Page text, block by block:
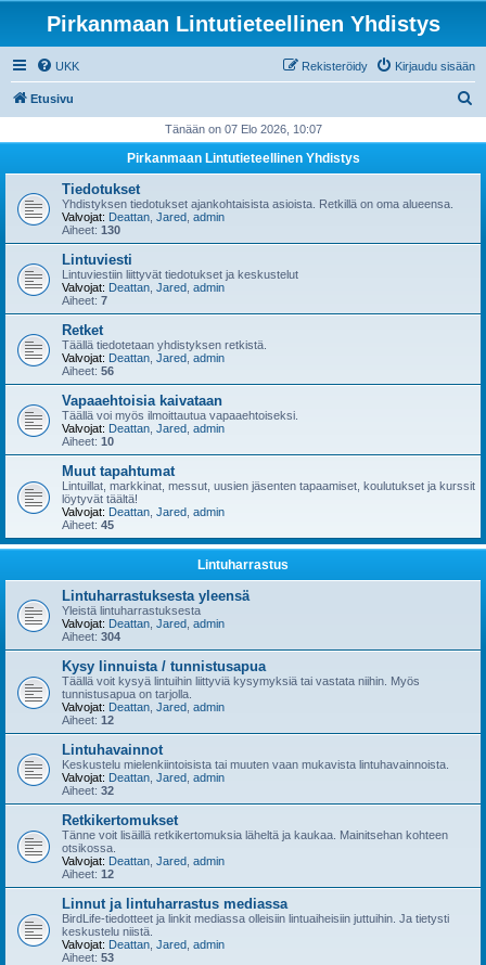
Pirkanmaan Lintutieteellinen Yhdistys
UKK Kirjaudu sisään
Rekisteröidy
Etusivu
i
Tänään on 07 Elo 2026, 10:07
Pirkanmaan Lintutieteellinen Yhdistys
Tiedotukset
Yhdistyksen tiedotukset ajankohtaisista asioista. Retkillä on oma alueensa.
Valvojat: Deattan Jared admin
Aiheet: 130
Lintuviesti
Lintuviestiin liittyvät tiedotukset ja keskustelut
Valvojat: Deattan Jared admin
Aiheet: 7
Retket
Täällä tiedotetaan yhdistyksen retkistä.
Valvojat: Deattan Jared admin
Aiheet: 56
Vapaaehtoisia kaivataan
Täällä voi myös ilmoittautua vapaaehtoiseksi.
Valvojat: Deattan Jared admin
Aiheet: 10
Muut tapahtumat
Lintuillat, markkinat, messut, uusien jäsenten tapaamiset, koulutukset ja kurssit
löytyvät täältä!
Valvojat: Deattan Jared admin
Aiheet: 45
Lintuharrastus
Lintuharrastuksesta yleensä
Yleistä lintuharrastuksesta
Valvojat: Deattan Jared admin
Aiheet: 304
Kysy linnuista / tunnistusapua
Täällä voit kysyä lintuihin liittyviä kysymyksiä tai vastata niihin. Myös
tunnistusapua on tarjolla.
Valvojat: Deattan Jared admin
Aiheet: 12
Lintuhavainnot
Keskustelu mielenkiintoisista tai muuten vaan mukavista lintuhavainnoista.
Valvojat: Deattan Jared admin
Aiheet: 32
Retkikertomukset
Tänne voit lisäillä retkikertomuksia läheltä ja kaukaa. Mainitsehan kohteen
otsikossa.
Valvojat: Deattan Jared admin
Aiheet: 12
Linnut ja lintuharrastus mediassa
BirdLife-tiedotteet ja linkit mediassa olleisiin lintuaiheisiin juttuihin. Ja tietysti
keskustelu niistä.
Valvojat: Deattan Jared admin
Aiheet: 53